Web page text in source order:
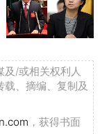
/或相关权利人
、摘编、复制及
，获得书面